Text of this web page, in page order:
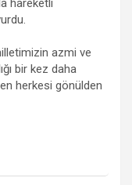
hareketli
azmi ve
bir kez daha
herkesi gönülden